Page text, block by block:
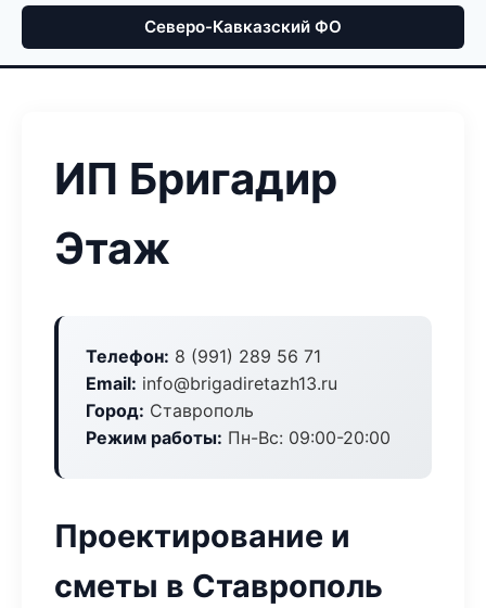
Северо-Кавказский ФО
ИП Бригадир
Этаж
Телефон: 8 (991) 289 56 71
Email: info@brigadiretazh13.ru
Город: Ставрополь
Режим работы: Пн-Вс: 09:00-20:00
Проектирование и
сметы в Ставрополь